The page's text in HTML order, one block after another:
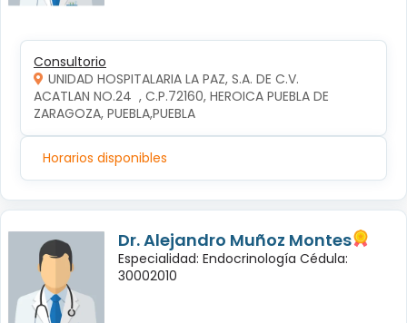
Consultorio
UNIDAD HOSPITALARIA LA PAZ, S.A. DE C.V.
ACATLAN NO.24  , C.P.72160, HEROICA PUEBLA DE
ZARAGOZA, PUEBLA,PUEBLA
Horarios disponibles
Dr. Alejandro Muñoz Montes
Especialidad: Endocrinología Cédula:
30002010